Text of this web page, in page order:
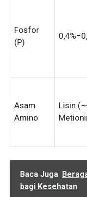
Fosfor
(P)
0,4%−0,
Asam
Amino
Lisin (∼
Baca Juga
bagi Kesehatan